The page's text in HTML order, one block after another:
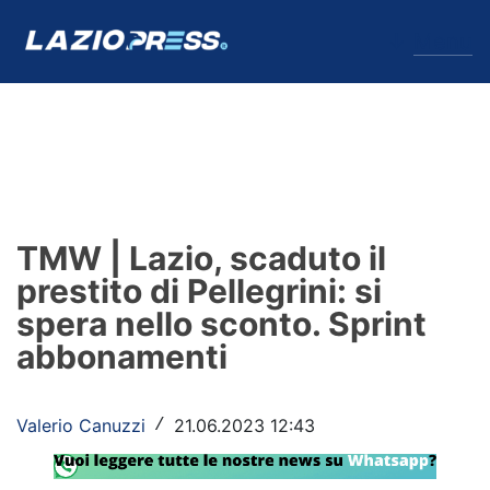
Formello
Infortuni
Primavera
Calciomercato
Lazio Women
TMW | Lazio, scaduto il
prestito di Pellegrini: si
spera nello sconto. Sprint
abbonamenti
Valerio Canuzzi / 21.06.2023 12:43